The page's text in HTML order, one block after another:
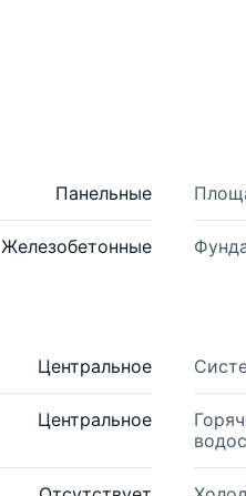
Панельные
Железобетонные
Центральное
Центральное